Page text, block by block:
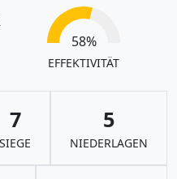
58%
EFFEKTIVITÄT
7
SIEGE
5
NIEDERLAGEN